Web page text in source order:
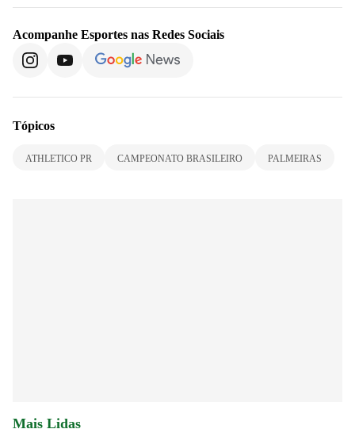
Acompanhe Esportes nas Redes Sociais
Tópicos
ATHLETICO PR CAMPEONATO BRASILEIRO PALMEIRAS
Mais Lidas